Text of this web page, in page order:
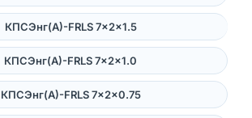
КПСЭнг(А)-FRLS 7×2×1.5
КПСЭнг(А)-FRLS 7×2×1.0
КПСЭнг(А)-FRLS 7×2×0.75